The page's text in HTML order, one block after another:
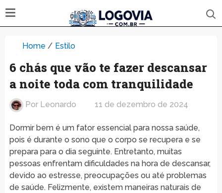
Home / Estilo
6 chás que vão te fazer descansar
a noite toda com tranquilidade
Por Leonardo 11 de dezembro de 2024
Dormir bem é um fator essencial para nossa saúde,
pois é durante o sono que o corpo se recupera e se
prepara para o dia seguinte. Entretanto, muitas
pessoas enfrentam dificuldades na hora de descansar,
devido ao estresse, preocupações ou até problemas
de saúde. Felizmente, existem maneiras naturais de